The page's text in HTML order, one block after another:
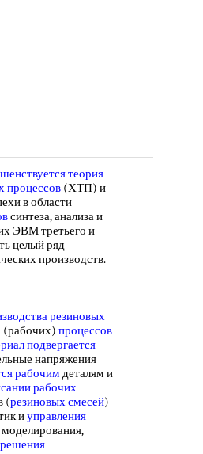
теория
процессов (ХТП) и
в области
синтеза, анализа и
ЭВМ третьего и
целый ряд
производств.
резиновых
(рабочих) процессов
подвергается
напряжения
рабочим деталям и
рабочих
(резиновых смесей)
иуправления
моделирования,